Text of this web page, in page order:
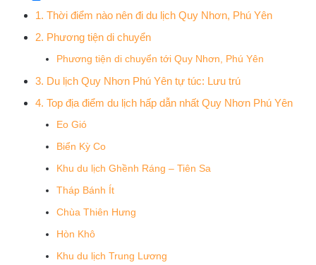
1. Thời điểm nào nên đi du lịch Quy Nhơn, Phú Yên
2. Phương tiện di chuyển
Phương tiện di chuyển tới Quy Nhơn, Phú Yên
3. Du lịch Quy Nhơn Phú Yên tự túc: Lưu trú
4. Top địa điểm du lịch hấp dẫn nhất Quy Nhơn Phú Yên
Eo Gió
Biển Kỳ Co
Khu du lịch Ghềnh Ráng – Tiên Sa
Tháp Bánh Ít
Chùa Thiên Hưng
Hòn Khô
Khu du lịch Trung Lương